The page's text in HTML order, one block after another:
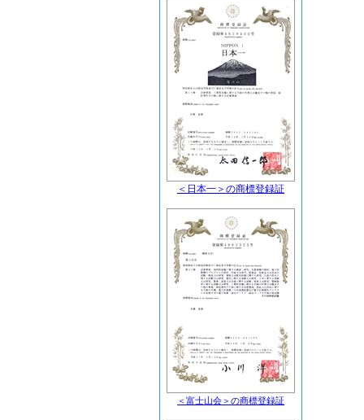
＜日本一＞の商標登録証
＜富士山会＞の商標登録証